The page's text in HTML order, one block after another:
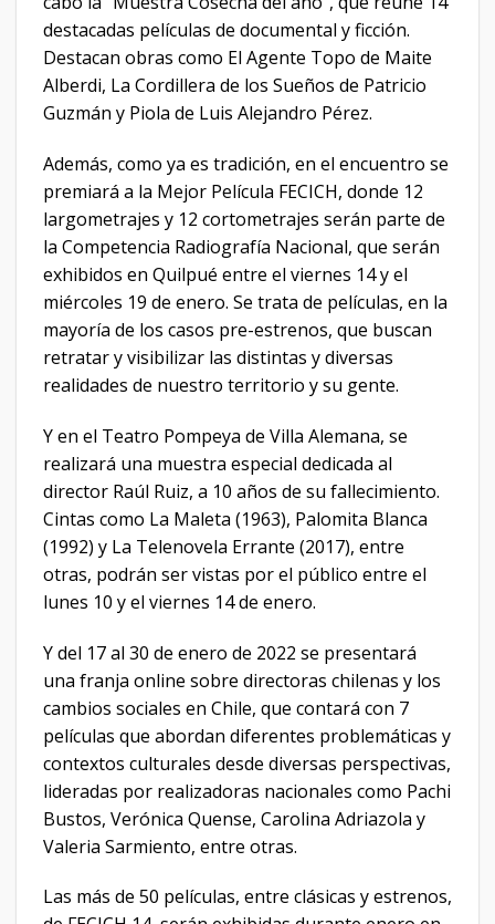
destacadas películas de documental y ficción.
Destacan obras como El Agente Topo de Maite
Alberdi, La Cordillera de los Sueños de Patricio
Guzmán y Piola de Luis Alejandro Pérez.
Además, como ya es tradición, en el encuentro se
premiará a la Mejor Película FECICH, donde 12
largometrajes y 12 cortometrajes serán parte de
la Competencia Radiografía Nacional, que serán
exhibidos en Quilpué entre el viernes 14 y el
miércoles 19 de enero. Se trata de películas, en la
mayoría de los casos pre-estrenos, que buscan
retratar y visibilizar las distintas y diversas
realidades de nuestro territorio y su gente.
Y en el Teatro Pompeya de Villa Alemana, se
realizará una muestra especial dedicada al
director Raúl Ruiz, a 10 años de su fallecimiento.
Cintas como La Maleta (1963), Palomita Blanca
(1992) y La Telenovela Errante (2017), entre
otras, podrán ser vistas por el público entre el
lunes 10 y el viernes 14 de enero.
Y del 17 al 30 de enero de 2022 se presentará
una franja online sobre directoras chilenas y los
cambios sociales en Chile, que contará con 7
películas que abordan diferentes problemáticas y
contextos culturales desde diversas perspectivas,
lideradas por realizadoras nacionales como Pachi
Bustos, Verónica Quense, Carolina Adriazola y
Valeria Sarmiento, entre otras.
Las más de 50 películas, entre clásicas y estrenos,